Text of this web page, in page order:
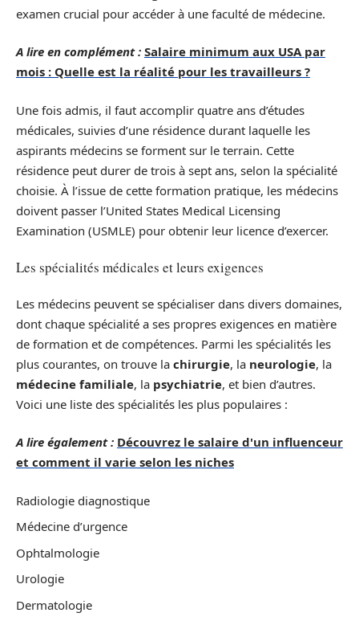
examen crucial pour accéder à une faculté de médecine.
A lire en complément : Salaire minimum aux USA par
mois : Quelle est la réalité pour les travailleurs ?
Une fois admis, il faut accomplir quatre ans d’études
médicales, suivies d’une résidence durant laquelle les
aspirants médecins se forment sur le terrain. Cette
résidence peut durer de trois à sept ans, selon la spécialité
choisie. À l’issue de cette formation pratique, les médecins
doivent passer l’United States Medical Licensing
Examination (USMLE) pour obtenir leur licence d’exercer.
Les spécialités médicales et leurs exigences
Les médecins peuvent se spécialiser dans divers domaines,
dont chaque spécialité a ses propres exigences en matière
de formation et de compétences. Parmi les spécialités les
plus courantes, on trouve la chirurgie, la neurologie, la
médecine familiale, la psychiatrie, et bien d’autres.
Voici une liste des spécialités les plus populaires :
A lire également : Découvrez le salaire d'un influenceur
et comment il varie selon les niches
Radiologie diagnostique
Médecine d’urgence
Ophtalmologie
Urologie
Dermatologie